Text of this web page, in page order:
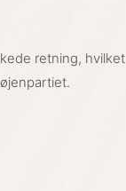
retning, hvilket